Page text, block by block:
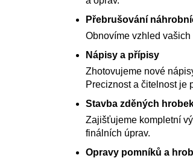
Přebrušování
Obnovíme vzhled
Nápisy a přípisy
Zhotovujeme nové
Preciznost a čitelnost je
Stavba zděných
Zajišťujeme kompletní
finálních úprav.
Opravy pomníků a